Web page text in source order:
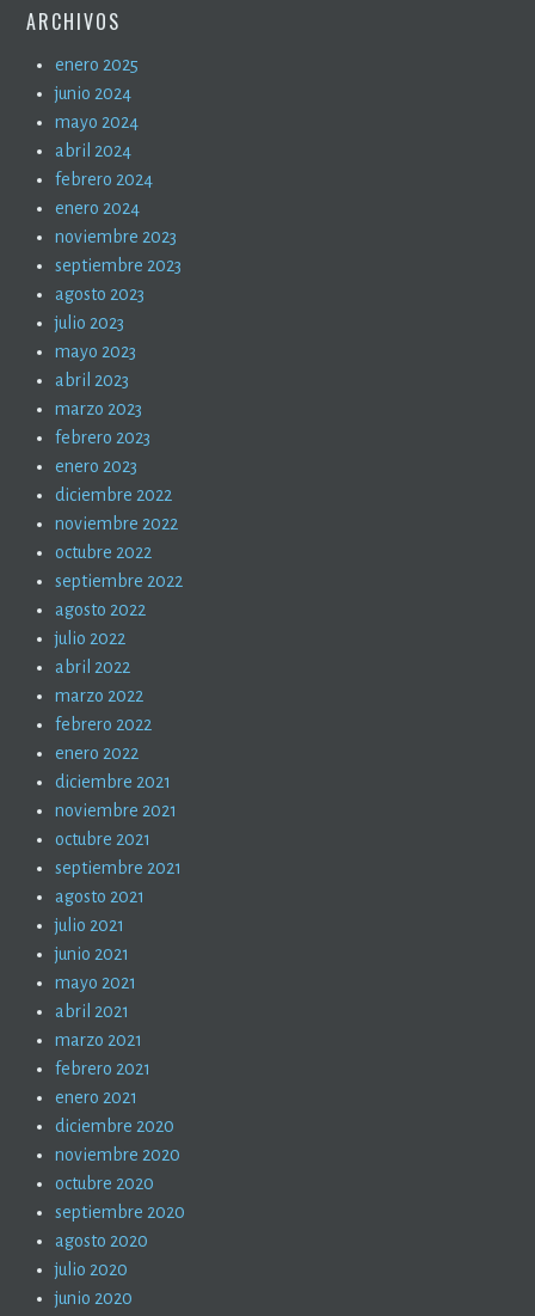
ARCHIVOS
enero 2025
junio 2024
mayo 2024
abril 2024
febrero 2024
enero 2024
noviembre 2023
septiembre 2023
agosto 2023
julio 2023
mayo 2023
abril 2023
marzo 2023
febrero 2023
enero 2023
diciembre 2022
noviembre 2022
octubre 2022
septiembre 2022
agosto 2022
julio 2022
abril 2022
marzo 2022
febrero 2022
enero 2022
diciembre 2021
noviembre 2021
octubre 2021
septiembre 2021
agosto 2021
julio 2021
junio 2021
mayo 2021
abril 2021
marzo 2021
febrero 2021
enero 2021
diciembre 2020
noviembre 2020
octubre 2020
septiembre 2020
agosto 2020
julio 2020
junio 2020